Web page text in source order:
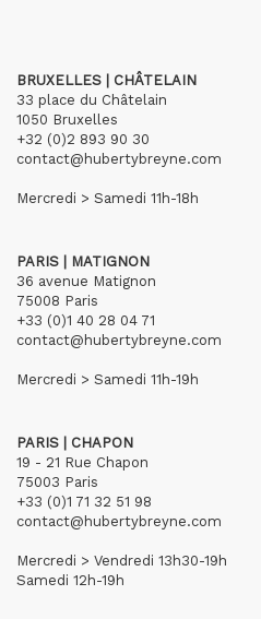
BRUXELLES | CHÂTELAIN
33 place du Châtelain
1050 Bruxelles
+32 (0)2 893 90 30
contact@hubertybreyne.com
Mercredi > Samedi 11h-18h
PARIS | MATIGNON
36 avenue Matignon
75008 Paris
+33 (0)1 40 28 04 71
contact@hubertybreyne.com
Mercredi > Samedi 11h-19h
PARIS | CHAPON
19 - 21 Rue Chapon
75003 Paris
+33 (0)1 71 32 51 98
contact@hubertybreyne.com
Mercredi > Vendredi 13h30-19h
Samedi 12h-19h